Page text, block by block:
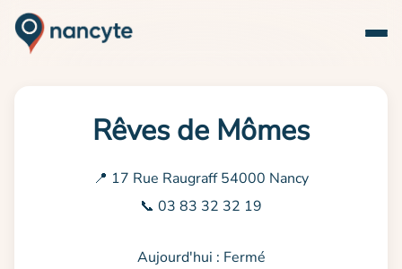
Rêves de Mômes
📍 17 Rue Raugraff 54000 Nancy
📞 03 83 32 32 19
Aujourd'hui : Fermé